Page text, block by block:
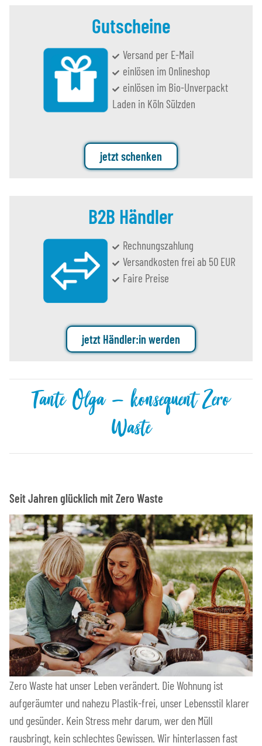
Gutscheine
Versand per E-Mail
einlösen im Onlineshop
einlösen im Bio-Unverpackt
Laden in Köln Sülzden
jetzt schenken
B2B Händler
Rechnungszahlung
Versandkosten frei ab 50 EUR
Faire Preise
jetzt Händler:in werden
Tante Olga – konsequent Zero
Waste
Seit Jahren glücklich mit Zero Waste
Zero Waste hat unser Leben verändert. Die Wohnung ist
aufgeräumter und nahezu Plastik-frei, unser Lebensstil klarer
und gesünder. Kein Stress mehr darum, wer den Müll
rausbringt, kein schlechtes Gewissen. Wir hinterlassen fast